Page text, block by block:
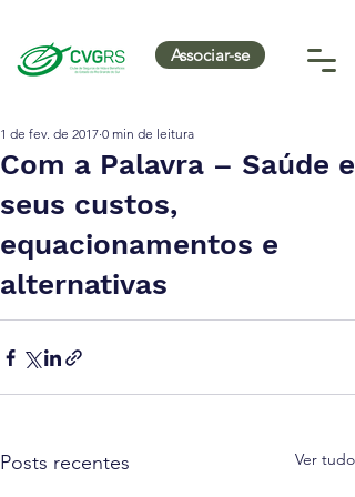
Associar-se
Com a Palavra – Saúde e
seus custos,
equacionamentos e
alternativas
1 de fev. de 2017 0 min de leitura
Posts recentes Ver tudo